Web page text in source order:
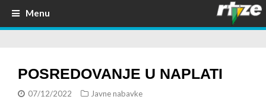
Menu
POSREDOVANJE U NAPLATI
07/12/2022 Javne nabavke